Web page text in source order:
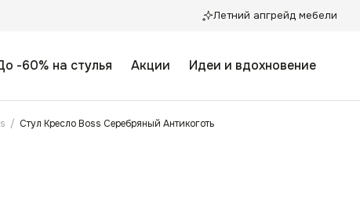
Летний апгрейд мебели
-60% на стулья Акции Идеи и вдохновение
/ Стул Кресло Boss Серебряный Антикоготь